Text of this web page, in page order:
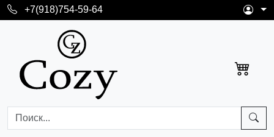
+7(918)754-59-64